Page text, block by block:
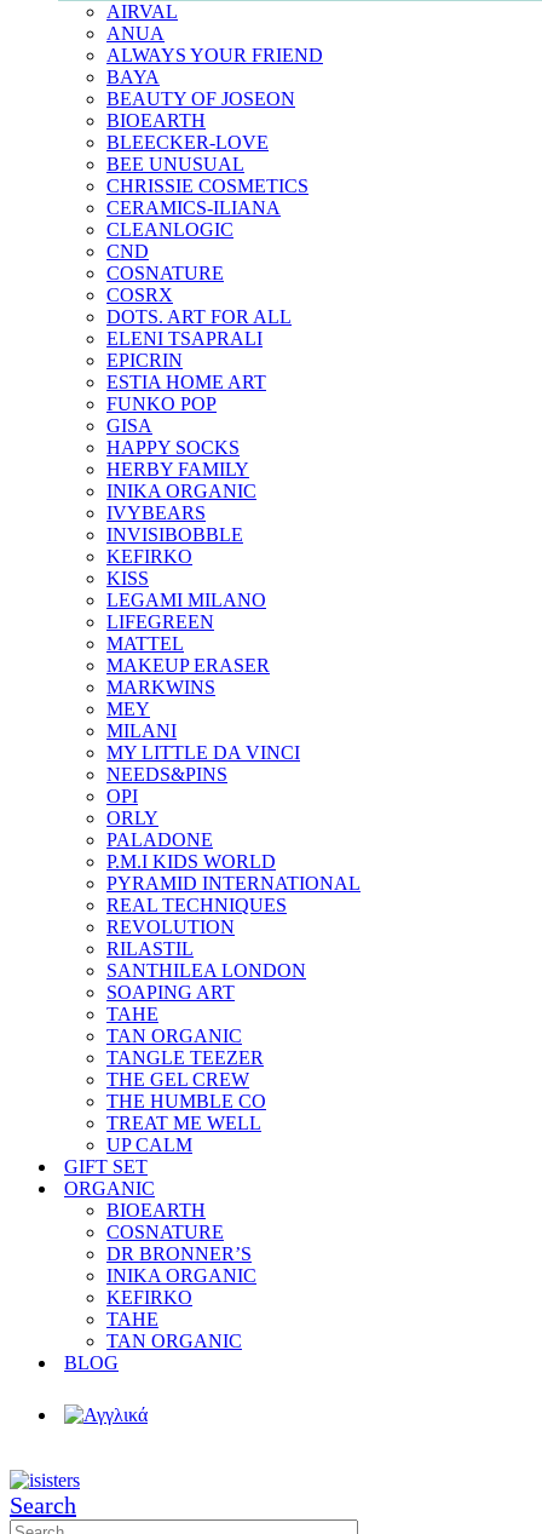
AIRVAL
ANUA
ALWAYS YOUR FRIEND
BAYA
BEAUTY OF JOSEON
BIOEARTH
BLEECKER-LOVE
BEE UNUSUAL
CHRISSIE COSMETICS
CERAMICS-ILIANA
CLEANLOGIC
CND
COSNATURE
COSRX
DOTS. ART FOR ALL
ELENI TSAPRALI
EPICRIN
ESTIA HOME ART
FUNKO POP
GISA
HAPPY SOCKS
HERBY FAMILY
INIKA ORGANIC
IVYBEARS
INVISIBOBBLE
KEFIRKO
KISS
LEGAMI MILANO
LIFEGREEN
MATTEL
MAKEUP ERASER
MARKWINS
MEY
MILANI
MY LITTLE DA VINCI
NEEDS&PINS
OPI
ORLY
PALADONE
P.M.I KIDS WORLD
PYRAMID INTERNATIONAL
REAL TECHNIQUES
REVOLUTION
RILASTIL
SANTHILEA LONDON
SOAPING ART
TAHE
TAN ORGANIC
TANGLE TEEZER
THE GEL CREW
THE HUMBLE CO
TREAT ME WELL
UP CALM
GIFT SET
ORGANIC
BIOEARTH
COSNATURE
DR BRONNER’S
INIKA ORGANIC
KEFIRKO
TAHE
TAN ORGANIC
BLOG
Search